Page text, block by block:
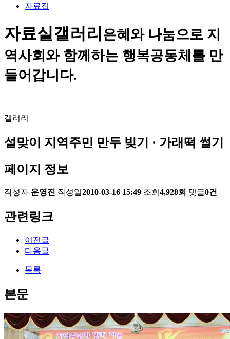
자료집
자료실갤러리은혜와 나눔으로 지
역사회와 함께하는 행복공동체를 만
들어갑니다.
갤러리
설맞이 지역주민 만두 빚기 · 가래떡 썰기
페이지 정보
작성자 운영진 작성일2010-03-16 15:49 조회 4,928회 댓글0건
관련링크
이전글
다음글
목록
본문